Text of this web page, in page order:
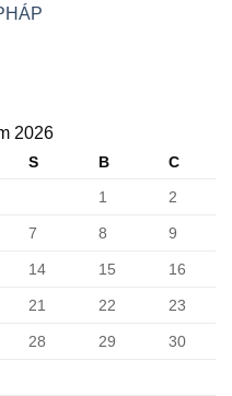
2026
S B
C
1
2
7 8 9
14 15 16
21 22 23
28 29 30